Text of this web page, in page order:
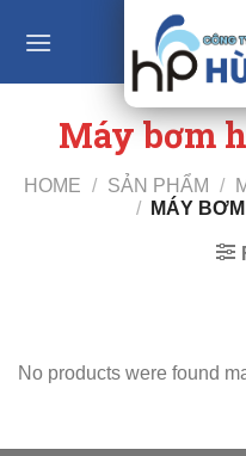
Máy bơm
HOME / SẢN PHẨM /
/
MÁY
No products were found